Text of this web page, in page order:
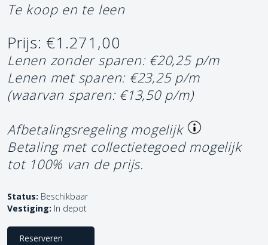
Te koop en te leen
Prijs: €1.271,00
Lenen zonder sparen: €20,25 p/m
Lenen met sparen: €23,25 p/m
(waarvan sparen: €13,50 p/m)
Afbetalingsregeling mogelijk
Betaling met collectietegoed mogelijk
tot 100% van de prijs.
Status: Beschikbaar
Vestiging: In depot
Reserveren